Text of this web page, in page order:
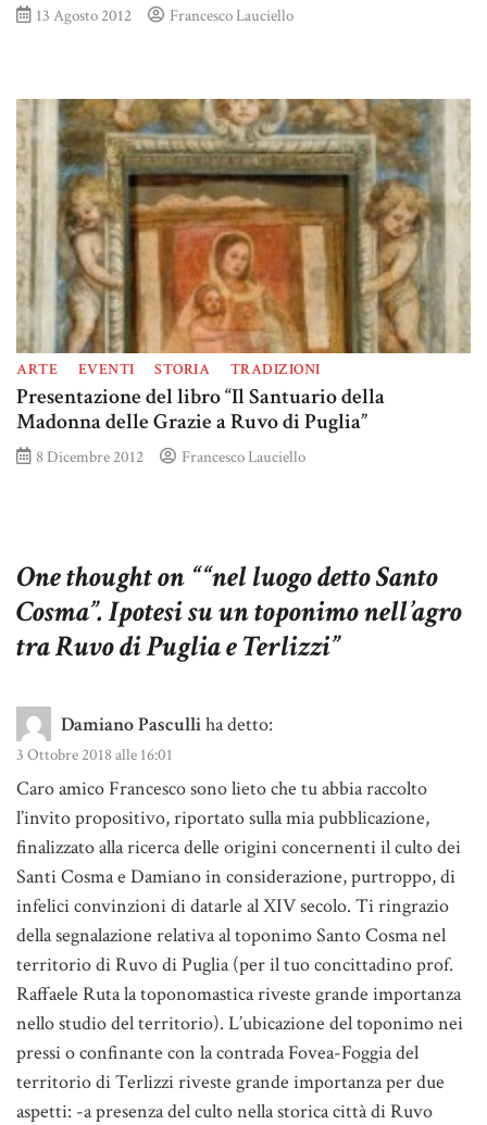
13 Agosto 2012 Francesco Lauciello
ARTE EVENTI STORIA TRADIZIONI
Presentazione del libro “Il Santuario della
Madonna delle Grazie a Ruvo di Puglia”
8 Dicembre 2012 Francesco Lauciello
One thought on ““nel luogo detto Santo
Cosma”. Ipotesi su un toponimo nell’agro
tra Ruvo di Puglia e Terlizzi”
Damiano Pasculliha detto:
3 Ottobre 2018 alle 16:01
Caro amico Francesco sono lieto che tu abbia raccolto
l’invito propositivo, riportato sulla mia pubblicazione,
finalizzato alla ricerca delle origini concernenti il culto dei
Santi Cosma e Damiano in considerazione, purtroppo, di
infelici convinzioni di datarle al XIV secolo. Ti ringrazio
della segnalazione relativa al toponimo Santo Cosma nel
territorio di Ruvo di Puglia (per il tuo concittadino prof.
Raffaele Ruta la toponomastica riveste grande importanza
nello studio del territorio). L’ubicazione del toponimo nei
pressi o confinante con la contrada Fovea-Foggia del
territorio di Terlizzi riveste grande importanza per due
aspetti: -a presenza del culto nella storica città di Ruvo